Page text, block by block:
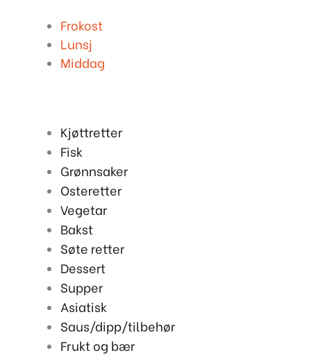
Frokost
Lunsj
Middag
Kjøttretter
Fisk
Grønnsaker
Osteretter
Vegetar
Bakst
Søte retter
Dessert
Supper
Asiatisk
Saus/dipp/tilbehør
Frukt og bær